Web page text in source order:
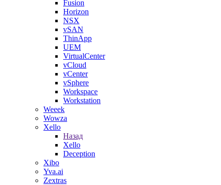
Fusion
Horizon
NSX
vSAN
ThinApp
UEM
VirtualCenter
vCloud
vCenter
vSphere
Workspace
Workstation
Weeek
Wowza
Xello
Назад
Xello
Deception
Xibo
Yva.ai
Zextras